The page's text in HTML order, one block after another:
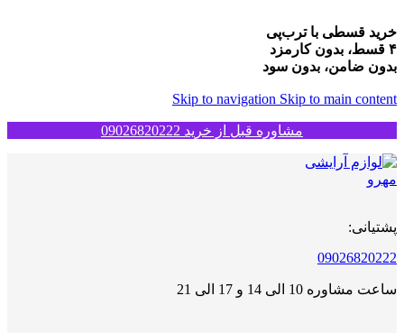
خرید قسطی با ترب‌پی
۴ قسط، بدون کارمزد
بدون ضامن، بدون سود
Skip to navigation Skip to main content
مشاوره قبل از خرید 09026820222
پشتیانی:
09026820222
ساعت مشاوره 10 الی 14 و 17 الی 21